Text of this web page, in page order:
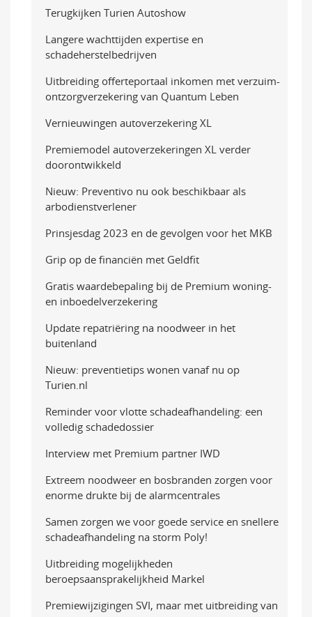
Terugkijken Turien Autoshow
Langere wachttijden expertise en
schadeherstelbedrijven
Uitbreiding offerteportaal inkomen met verzuim-
ontzorgverzekering van Quantum Leben
Vernieuwingen autoverzekering XL
Premiemodel autoverzekeringen XL verder
doorontwikkeld
Nieuw: Preventivo nu ook beschikbaar als
arbodienstverlener
Prinsjesdag 2023 en de gevolgen voor het MKB
Grip op de financiën met Geldfit
Gratis waardebepaling bij de Premium woning-
en inboedelverzekering
Update repatriëring na noodweer in het
buitenland
Nieuw: preventietips wonen vanaf nu op
Turien.nl
Reminder voor vlotte schadeafhandeling: een
volledig schadedossier
Interview met Premium partner IWD
Extreem noodweer en bosbranden zorgen voor
enorme drukte bij de alarmcentrales
Samen zorgen we voor goede service en snellere
schadeafhandeling na storm Poly!
Uitbreiding mogelijkheden
beroepsaansprakelijkheid Markel
Premiewijzigingen SVI, maar met uitbreiding van